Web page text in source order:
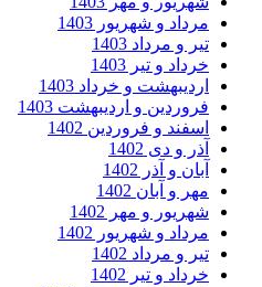
مرداد و شهریور 1403
تیر و مرداد 1403
خرداد و تیر 1403
اردیبهشت و خرداد 1403
فروردین و اردیبهشت 1403
اسفند و فروردین 1402
آذر و دی 1402
آبان و آذر 1402
مهر و آبان 1402
شهریور و مهر 1402
مرداد و شهریور 1402
تیر و مرداد 1402
خرداد و تیر 1402